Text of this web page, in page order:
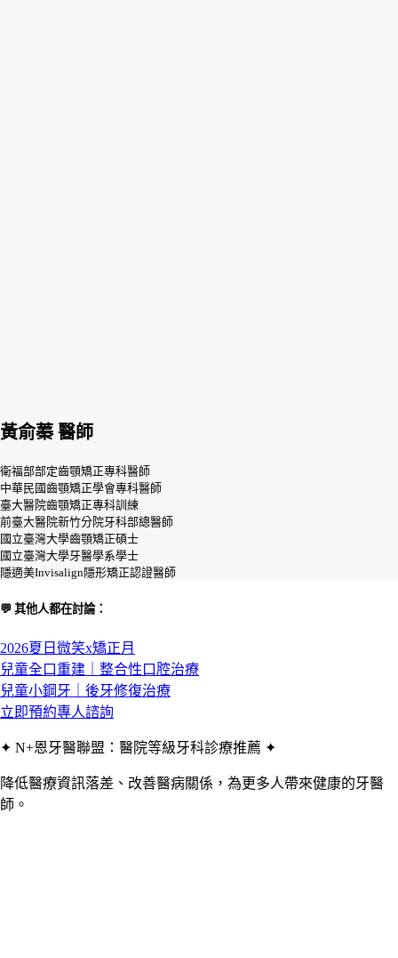
黃俞蓁 醫師
衛福部部定齒顎矯正專科醫師
中華民國齒顎矯正學會專科醫師
臺大醫院齒顎矯正專科訓練
前臺大醫院新竹分院牙科部總醫師
國立臺灣大學齒顎矯正碩士
國立臺灣大學牙醫學系學士
隱適美Invisalign隱形矯正認證醫師
💬 其他人都在討論：
2026夏日微笑x矯正月
兒童全口重建｜整合性口腔治療
兒童小鋼牙｜後牙修復治療
立即預約專人諮詢
✦ N+恩牙醫聯盟：醫院等級牙科診療推薦 ✦
降低醫療資訊落差、改善醫病關係，為更多人帶來健康的牙醫
師。